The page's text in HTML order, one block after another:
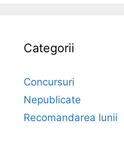
Categorii
Concursuri
Nepublicate
Recomandarea lunii